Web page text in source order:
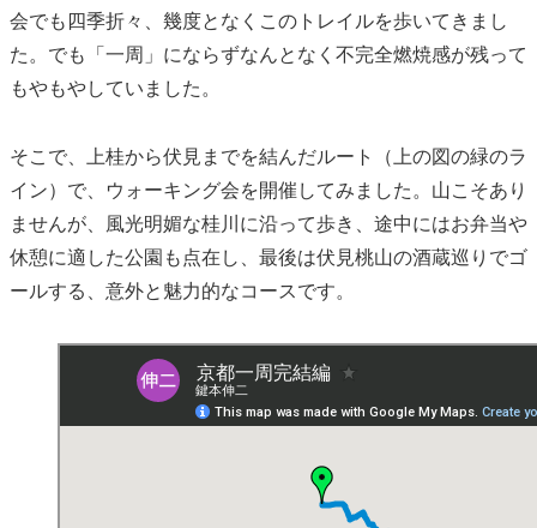
会でも四季折々、幾度となくこのトレイルを歩いてきまし
た。でも「一周」にならずなんとなく不完全燃焼感が残って
もやもやしていました。
そこで、上桂から伏見までを結んだルート（上の図の緑のラ
イン）で、ウォーキング会を開催してみました。山こそあり
ませんが、風光明媚な桂川に沿って歩き、途中にはお弁当や
休憩に適した公園も点在し、最後は伏見桃山の酒蔵巡りでゴ
ールする、意外と魅力的なコースです。